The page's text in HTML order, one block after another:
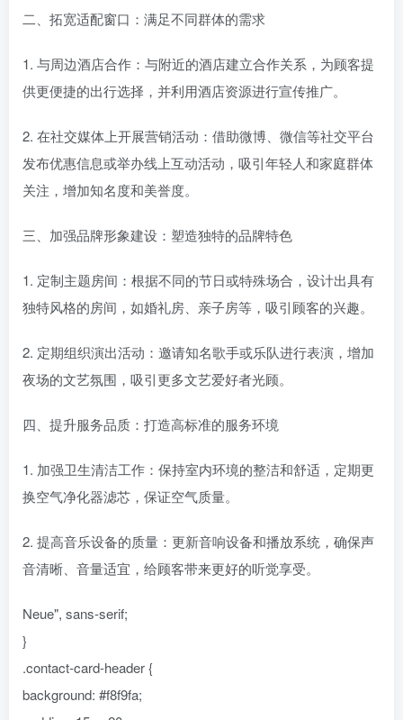
二、拓宽适配窗口：满足不同群体的需求
1. 与周边酒店合作：与附近的酒店建立合作关系，为顾客提
供更便捷的出行选择，并利用酒店资源进行宣传推广。
2. 在社交媒体上开展营销活动：借助微博、微信等社交平台
发布优惠信息或举办线上互动活动，吸引年轻人和家庭群体
关注，增加知名度和美誉度。
三、加强品牌形象建设：塑造独特的品牌特色
1. 定制主题房间：根据不同的节日或特殊场合，设计出具有
独特风格的房间，如婚礼房、亲子房等，吸引顾客的兴趣。
2. 定期组织演出活动：邀请知名歌手或乐队进行表演，增加
夜场的文艺氛围，吸引更多文艺爱好者光顾。
四、提升服务品质：打造高标准的服务环境
1. 加强卫生清洁工作：保持室内环境的整洁和舒适，定期更
换空气净化器滤芯，保证空气质量。
2. 提高音乐设备的质量：更新音响设备和播放系统，确保声
音清晰、音量适宜，给顾客带来更好的听觉享受。
Neue", sans-serif;
}
.contact-card-header {
background: #f8f9fa;